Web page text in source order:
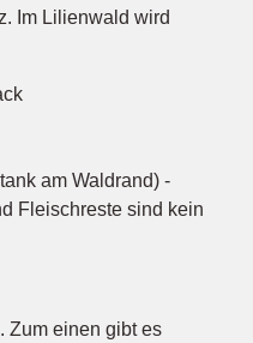
Im Lilienwald wird
am Waldrand) -
Fleischreste sind kein
Zum einen gibt es